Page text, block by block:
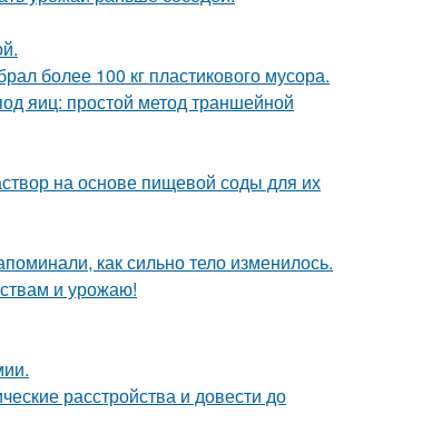
более 100 кг пластикового мусора.
яиц: простой метод траншейной
на основе пищевой соды для их
как сильно тело изменилось.
и урожаю!
расстройства и довести до